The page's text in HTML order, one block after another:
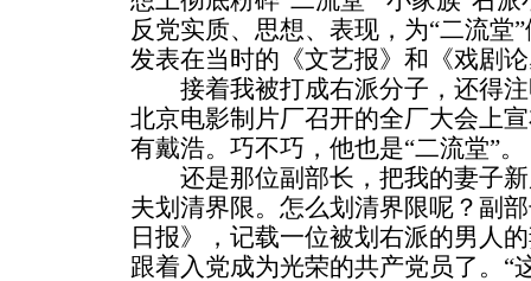
反党实质、思想、表现，为“二流堂
发表在当时的《文艺报》和《戏剧
接着我被打成右派分子，还得注
北京电影制片厂召开的全厂大会上
有戴浩。巧不巧，他也是“二流堂”。
还是那位副部长，把我的妻子新
夫划清界限。怎么划清界限呢？副
日报》，记载一位被划右派的男人
跟着入党成为光荣的共产党员了。“